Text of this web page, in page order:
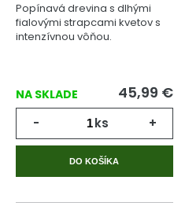
Popínavá drevina s dlhými
fialovými strapcami kvetov s
intenzívnou vôňou.
NA SKLADE 45,99 €
- ks +
DO KOŠÍKA